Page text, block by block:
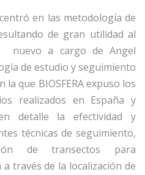
en las metodología de
de gran utilidad al
nuevo a cargo de Angel
de estudio y seguimiento
la que BIOSFERA expuso los
realizados en España y
detalle la efectividad y
técnicas de seguimiento,
de transectos para
través de la localización de